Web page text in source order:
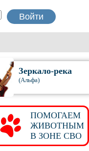
Зеркало-река
(Альфа)
ПОМОГАЕМ
ЖИВОТНЫМ
В ЗОНЕ СВО